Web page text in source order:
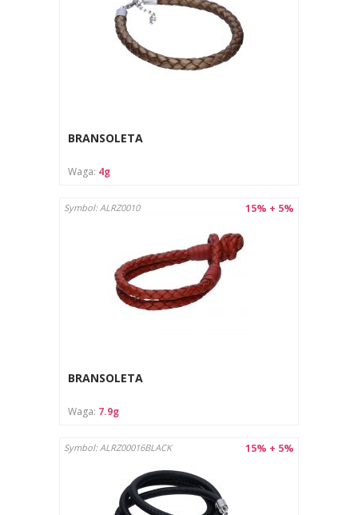
BRANSOLETA
Waga: 4g
15% + 5%
Symbol: ALRZ0010
BRANSOLETA
Waga: 7.9g
15% + 5%
Symbol: ALRZ00016BLACK